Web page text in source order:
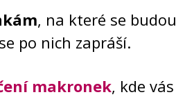
, na které se budou
po nich zapráší.
makronek, kde vás